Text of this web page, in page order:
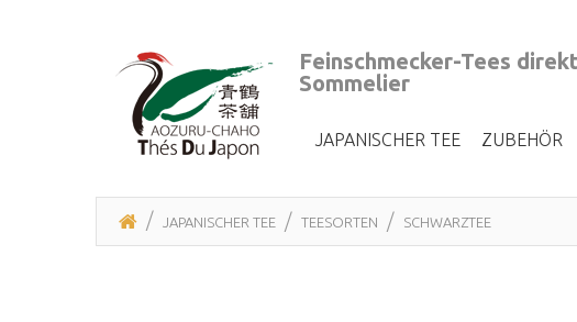
Feinschmecker-Tees
Sommelier
JAPANISCHER TEE ZUBEHÖR
JAPANISCHER TEE TEESORTEN SCHWARZTEE